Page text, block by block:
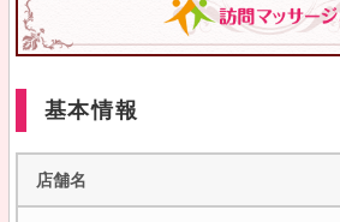
基本情報
店舗名